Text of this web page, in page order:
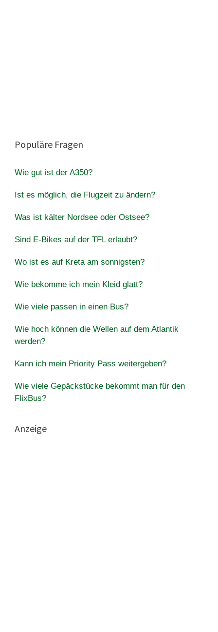
Populäre Fragen
Wie gut ist der A350?
Ist es möglich, die Flugzeit zu ändern?
Was ist kälter Nordsee oder Ostsee?
Sind E-Bikes auf der TFL erlaubt?
Wo ist es auf Kreta am sonnigsten?
Wie bekomme ich mein Kleid glatt?
Wie viele passen in einen Bus?
Wie hoch können die Wellen auf dem Atlantik
werden?
Kann ich mein Priority Pass weitergeben?
Wie viele Gepäckstücke bekommt man für den
FlixBus?
Anzeige